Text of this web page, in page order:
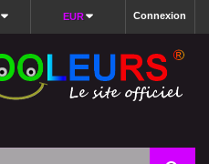
Connexion
EUR